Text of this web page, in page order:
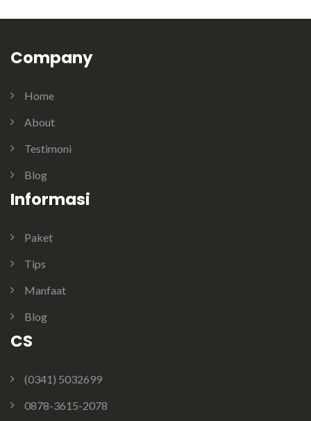
Company
Home
About
Testimoni
Blog
Informasi
Paket
Tips
Manfaat
Blog
CS
(0341) 5032699
0878-3615-2078